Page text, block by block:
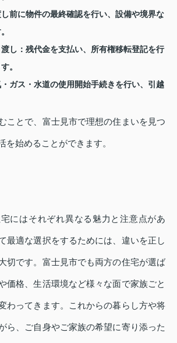
し前に物件の最終確認を行い、設備や境界な
し ：残代金を支払い、所有権移転登記を行
。
・ガス・水道の使用開始手続きを行い、引越
ことで、富士見市で理想の住まいを見つ
を始めることができます。
にはそれぞれ異なる魅力と注意点があ
最適な選択をするためには、違いを正し
切です。富士見市でも両方の住宅が選ば
価格、生活環境など様々な面で家族ごと
わってきます。これからの暮らし方や将
ら、ご自身やご家族の希望に寄り添った